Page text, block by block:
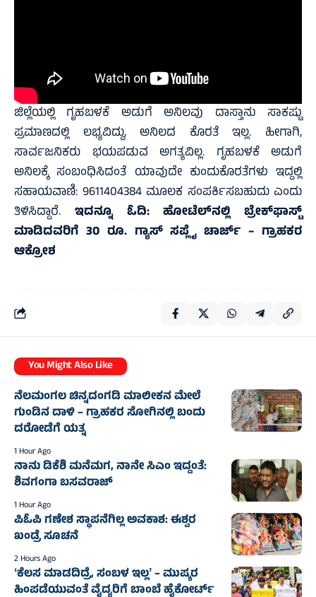
ಜಿಲ್ಲೆಯಲ್ಲಿ ಗೃಹಬಳಕೆ ಅಡುಗೆ ಅನಿಲವು ದಾಸ್ತಾನು ಸಾಕಷ್ಟು
ಪ್ರಮಾಣದಲ್ಲಿ ಲಭ್ಯವಿದ್ದು, ಅನಿಲದ ಕೊರತೆ ಇಲ್ಲ. ಹೀಗಾಗಿ,
ಸಾರ್ವಜನಿಕರು ಭಯಪಡುವ ಅಗತ್ಯವಿಲ್ಲ. ಗೃಹಬಳಕೆ ಅಡುಗೆ
ಅನಿಲಕ್ಕೆ ಸಂಬಂಧಿಸಿದಂತೆ ಯಾವುದೇ ಕುಂದುಕೊರತೆಗಳು ಇದ್ದಲ್ಲಿ
ಸಹಾಯವಾಣಿ: 9611404384 ಮೂಲಕ ಸಂಪರ್ಕಿಸಬಹುದು ಎಂದು
ತಿಳಿಸಿದ್ದಾರೆ. ಇದನ್ನೂ ಓದಿ:ಹೋಟೆಲ್‌ನಲ್ಲಿ ಬ್ರೇಕ್‌ಫಾಸ್ಟ್
ಮಾಡಿದವರಿಗೆ 30 ರೂ. ಗ್ಯಾಸ್‌ ಸಪ್ಲೈ ಚಾರ್ಜ್‌ – ಗ್ರಾಹಕರ
ಆಕ್ರೋಶ
You Might Also Like
ನೆಲಮಂಗಲ ಚಿನ್ನದಂಗಡಿ ಮಾಲೀಕನ ಮೇಲೆ
ಗುಂಡಿನ ದಾಳಿ – ಗ್ರಾಹಕರ ಸೋಗಿನಲ್ಲಿ ಬಂದು
ದರೋಡೆಗೆ ಯತ್ನ
1 Hour Ago
ನಾನು ಡಿಕೆಶಿ ಮನೆಮಗ, ನಾನೇ ಸಿಎಂ ಇದ್ದಂತೆ:
ಶಿವಗಂಗಾ ಬಸವರಾಜ್
1 Hour Ago
ಪಿಓಪಿ ಗಣೇಶ ಸ್ಥಾಪನೆಗಿಲ್ಲ ಅವಕಾಶ: ಈಶ್ವರ
ಖಂಡ್ರೆ ಸೂಚನೆ
2 Hours Ago
ʻಕೆಲಸ ಮಾಡದಿದ್ರೆ, ಸಂಬಳ ಇಲ್ಲʼ – ಮುಷ್ಕರ
ಹಿಂಪಡೆಯುವಂತೆ ವೈದ್ಯರಿಗೆ ಬಾಂಬೆ ಹೈಕೋರ್ಟ್‌